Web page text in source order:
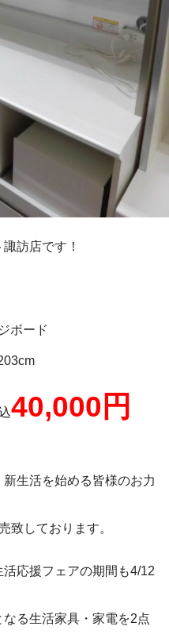
訪店です！
ボード
40,000円
生活を始める皆様のお力
致しております。
応援フェアの期間も4/12
る生活家具・家電を2点